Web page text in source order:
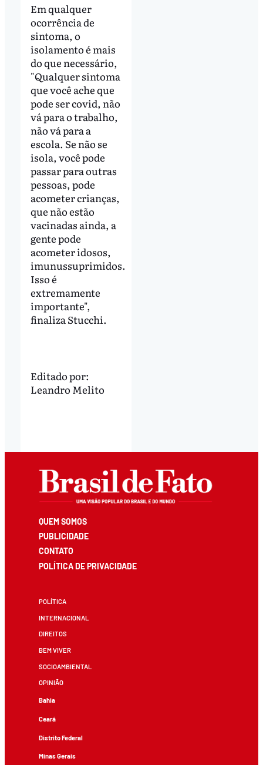
Em qualquer
ocorrência de
sintoma, o
isolamento é mais
do que necessário,
"Qualquer sintoma
que você ache que
pode ser covid, não
vá para o trabalho,
não vá para a
escola. Se não se
isola, você pode
passar para outras
pessoas, pode
acometer crianças,
que não estão
vacinadas ainda, a
gente pode
acometer idosos,
imunussuprimidos.
Isso é
extremamente
importante",
finaliza Stucchi.
Editado por:
Leandro Melito
QUEM SOMOS
PUBLICIDADE
CONTATO
POLÍTICA DE PRIVACIDADE
POLÍTICA
INTERNACIONAL
DIREITOS
BEM VIVER
SOCIOAMBIENTAL
OPINIÃO
Bahia
Ceará
Distrito Federal
Minas Gerais